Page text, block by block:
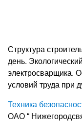
Структура
день.
электросварщика.
условий труда при
Техника
ОАО “